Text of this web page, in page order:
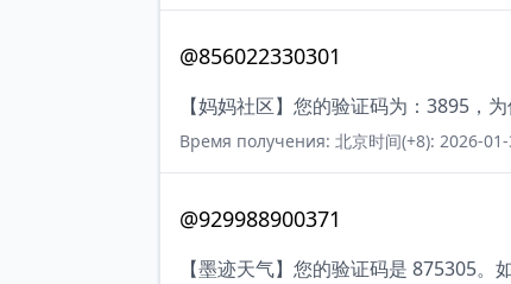
@856022330301
【妈妈社区】您的验证码为：3895，
Время получения: 北京时间(+8): 2026-
@929988900371
【墨迹天气】您的验证码是 875305。